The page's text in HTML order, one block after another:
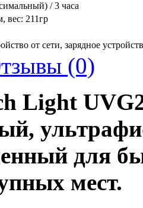
/ 3 часа
вес: 211гр
от сети, зарядное
(0)
Light
для
мест.